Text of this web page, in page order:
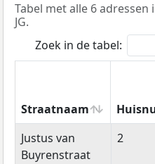
Tabel met alle 6
JG.
Zoek in de tabel:
Straatnaam
Straatnaam
Justus van
Buyrenstraat
2